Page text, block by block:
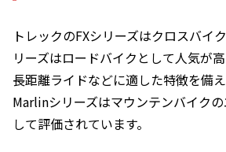
トレックのFXシリーズはクロスバイ
リーズはロードバイクとして人気が
長距離ライドなどに適した特徴を備え
Marlinシリーズはマウンテンバイク
して評価されています。